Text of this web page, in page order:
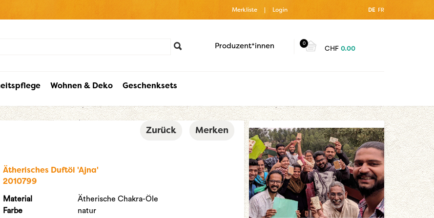
DE FR
Merkliste Login
0
CHF 0.00
Produzent*innen
Wohnen & Deko Geschenksets
Merken
Zurück
Ätherisches Duftöl 'Ajna'
2010799
Material
Ätherische Chakra-Öle
Farbe
natur